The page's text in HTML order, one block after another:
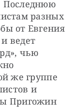
Последнюю
разных
от Евгения
ведет
чью
же группе
и
Пригожин